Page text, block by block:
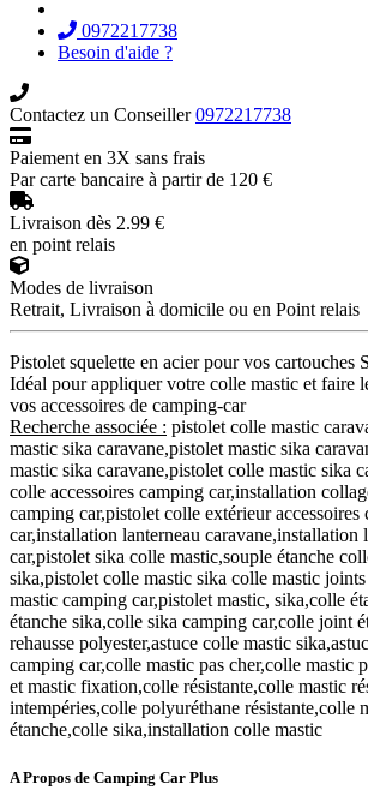
0972217738
Besoin d'aide ?
Contactez un Conseiller0972217738
Paiement en 3X sans frais
Par carte bancaire à partir de 120 €
Livraison dès 2.99 €
en point relais
Modes de livraison
Retrait, Livraison à domicile ou en Point relais
Pistolet squelette en acier pour vos cartouches
Idéal pour appliquer votre colle mastic et faire
vos accessoires de camping-car
Recherche associée : pistolet colle mastic
mastic sika caravane,pistolet mastic sika
mastic sika caravane,pistolet colle mastic sika
colle accessoires camping car,installation
camping car,pistolet colle extérieur accessoires
car,installation lanterneau caravane,installation
car,pistolet sika colle mastic,souple étanche
sika,pistolet colle mastic sika colle mastic
mastic camping car,pistolet mastic, sika,colle
étanche sika,colle sika camping car,colle joint
rehausse polyester,astuce colle mastic
camping car,colle mastic pas cher,colle mastic
et mastic fixation,colle résistante,colle mastic
intempéries,colle polyuréthane résistante,colle
étanche,colle sika,installation colle mastic
A Propos de Camping Car Plus